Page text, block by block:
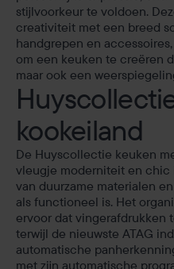
stijlvoorkeur te voldoen.
creativiteit met een breed
handgrepen en
om een keuken te creëren
maar ook een
kookeiland
De Huyscollectie keuken
vleugje moderniteit en chic
van duurzame materialen
als functioneel is. Het
ervoor dat vingerafdrukken
terwijl de nieuwste ATAG
automatische
met zijn automatische